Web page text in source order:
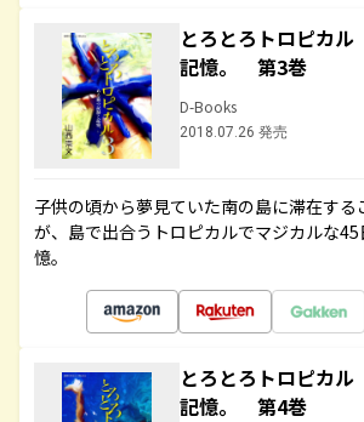
とろとろトロピカ
記憶。 第3巻
D-Books
2018.07.26 発売
子供の頃から夢見ていた南の島に滞在す
が、島で出合うトロピカルでマジカルな
憶。
とろとろトロピカ
記憶。 第4巻